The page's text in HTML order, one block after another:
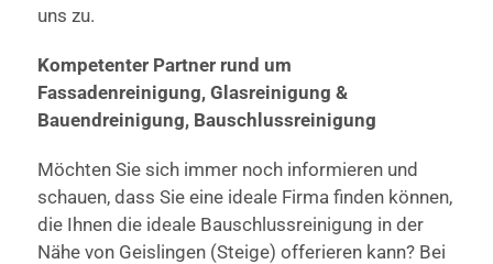
uns zu.
Kompetenter Partner rund um
Fassadenreinigung, Glasreinigung &
Bauendreinigung, Bauschlussreinigung
Möchten Sie sich immer noch informieren und
schauen, dass Sie eine ideale Firma finden können,
die Ihnen die ideale Bauschlussreinigung in der
Nähe von Geislingen (Steige) offerieren kann? Bei